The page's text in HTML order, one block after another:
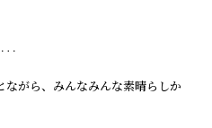
がら、みんなみんな素晴らしか